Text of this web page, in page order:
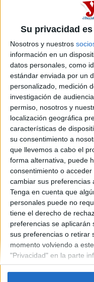
Su privacidad
Nosotros y nuestros
información en un
datos personales, como
estándar enviada por un
personalizado, medición
investigación de
permiso, nosotros y
localización geográfica
características de
su consentimiento a
que llevemos a cabo el
forma alternativa, puede
consentimiento o
cambiar sus preferencias
Tenga en cuenta que
personales puede no
tiene el derecho de
preferencias se aplicarán
sus preferencias o retirar
momento volviendo a
"Privacidad" en la parte
Comunidad:
Canarias
Año del examen:
2013
Mes de examen:
Julio
Asignatura:
Latin II
Fichero Examen:
examen-selectividad-
Quiénes
Aviso legal|Politica de
© 2003-2026Compás
Madrid